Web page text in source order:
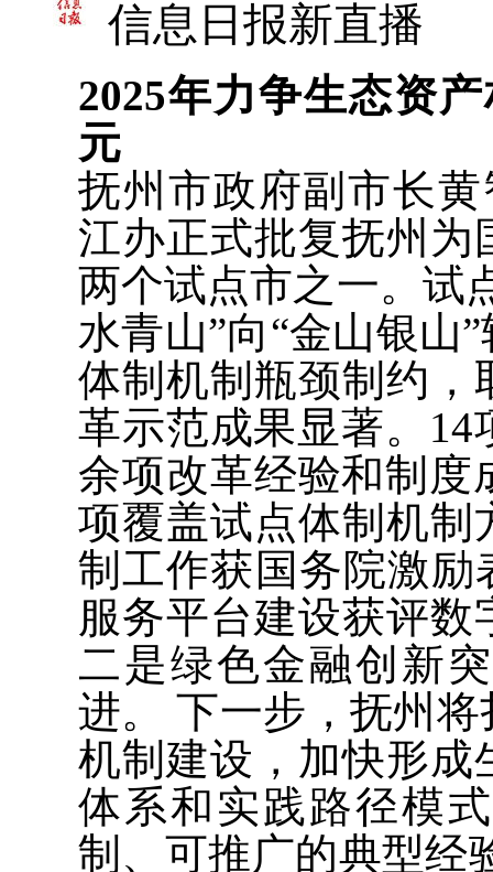
信息日报新直播
2025年力争生态资
元
抚州市政府副市长
江办正式批复抚州为
两个试点市之一。试
水青山”向“金山银山
体制机制瓶颈制约，
革示范成果显著。14
余项改革经验和制度
项覆盖试点体制机制
制工作获国务院激励
服务平台建设获评
二是绿色金融创新
进。 下一步，抚州
机制建设，加快形成
体系和实践路径模
制、可推广的典型经